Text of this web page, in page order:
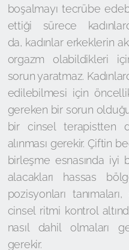
boşalmayı tecrübe
ettiği sürece
da, kadınlar erkeklerin
orgazm olabildikleri
sorun yaratmaz.
edilebilmesi için
gereken bir sorun
bir cinsel terapistten
alınması gerekir. Çiftin
birleşme esnasında
alacakları hassas
pozisyonları
cinsel ritmi kontrol
nasıl dahil olmaları
gerekir.